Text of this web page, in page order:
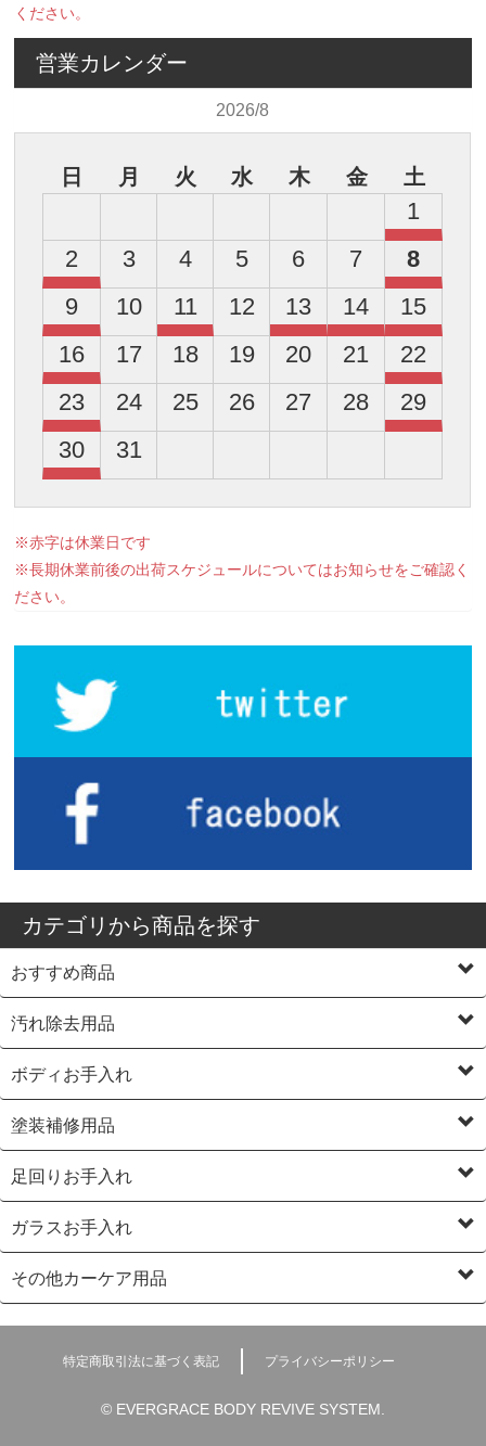
ください。
営業カレンダー
2026/8
日 月 火 水 木 金 土
1
2
3 4 5 6 7
8
9
10 11 12 13 14
15
16
17 18 19 20 21
22
23
24 25 26 27 28
29
30
31
※赤字は休業日です
※長期休業前後の出荷スケジュールについてはお知らせをご確認く
ださい。
カテゴリから商品を探す
おすすめ商品
汚れ除去用品
ボディお手入れ
塗装補修用品
足回りお手入れ
ガラスお手入れ
その他カーケア用品
特定商取引法に基づく表記 プライバシーポリシー
© EVERGRACE BODY REVIVE SYSTEM.